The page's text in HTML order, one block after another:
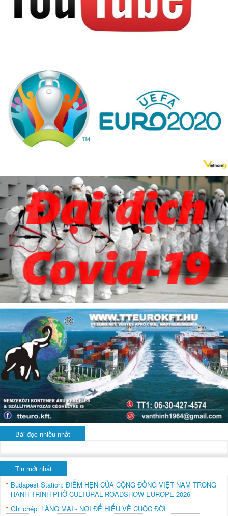
Bài đọc nhiều nhất
Tin mới nhất
Budapest Station: ĐIỂM HẸN CỦA CỘNG ĐỒNG VIỆT NAM TRONG
HÀNH TRÌNH PHỞ CULTURAL ROADSHOW EUROPE 2026
Ghi chép: LÀNG MAI - NƠI ĐỂ HIỂU VỀ CUỘC ĐỜI